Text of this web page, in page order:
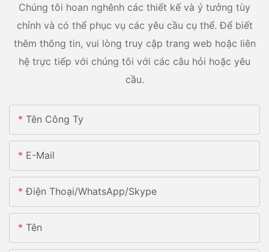
Chúng tôi hoan nghênh các thiết kế và ý tưởng tùy
chỉnh và có thể phục vụ các yêu cầu cụ thể. Để biết
thêm thông tin, vui lòng truy cập trang web hoặc liên
hệ trực tiếp với chúng tôi với các câu hỏi hoặc yêu
cầu.
Tên Công Ty
E-Mail
Điện Thoại/whatsApp/skype
Tên